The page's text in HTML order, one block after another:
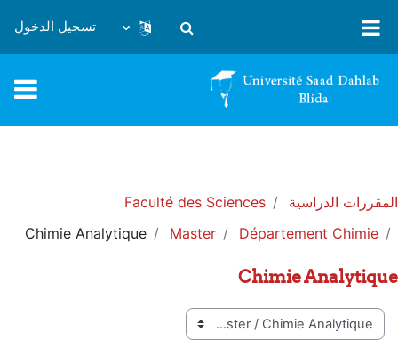
تبديل إدخال البحث
تسجيل الدخول
المقررات الدراسية
Faculté des Sciences
Département Chimie
Master
Chimie Analytique
Chimie Analytique
تصنيفات المقررات